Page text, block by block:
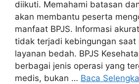
diikuti. Memahami batasan
akan membantu peserta
manfaat BPJS. Informasi
tidak terjadi kebingungan saat
layanan bedah. BPJS
berbagai jenis operasi yang
medis, bukan … Baca